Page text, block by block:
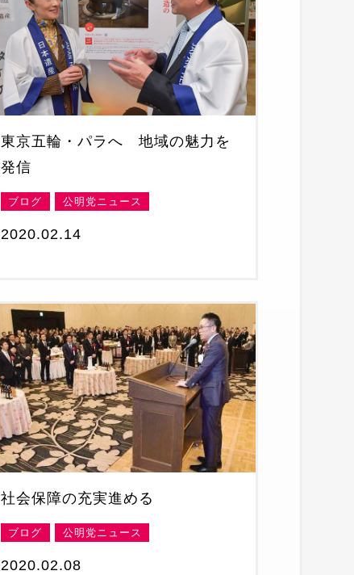
東京五輪・パラへ 地域の魅力を
発信
ブログ 公明党ニュース
2020.02.14
社会保障の充実進める
ブログ 公明党ニュース
2020.02.08